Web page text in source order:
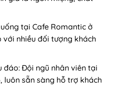
tại Cafe Romantic ở
với nhiều đối tượng khách
đáo: Đội ngũ nhân viên tại
luôn sẵn sàng hỗ trợ khách